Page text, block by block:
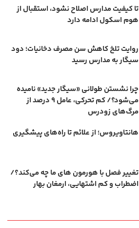
تا کیفیت مدارس اصلاح نشود، استقبال از
هوم ‌اسکول ادامه دارد
روایت تلخ کاهش سن مصرف دخانیات؛ دود
سیگار به مدارس رسید
چرا نشستن طولانی «سیگار جدید» نامیده
می‌شود؟/ کم‌ تحرکی، عامل ۹ درصد از
مرگ‌های زودرس
هانتاویروس؛ از علائم تا راه‌های پیشگیری
تغییر فصل با هورمون‌ های ما چه می‌کند؟/
اضطراب و کم‌ اشتهایی، ارمغان بهار